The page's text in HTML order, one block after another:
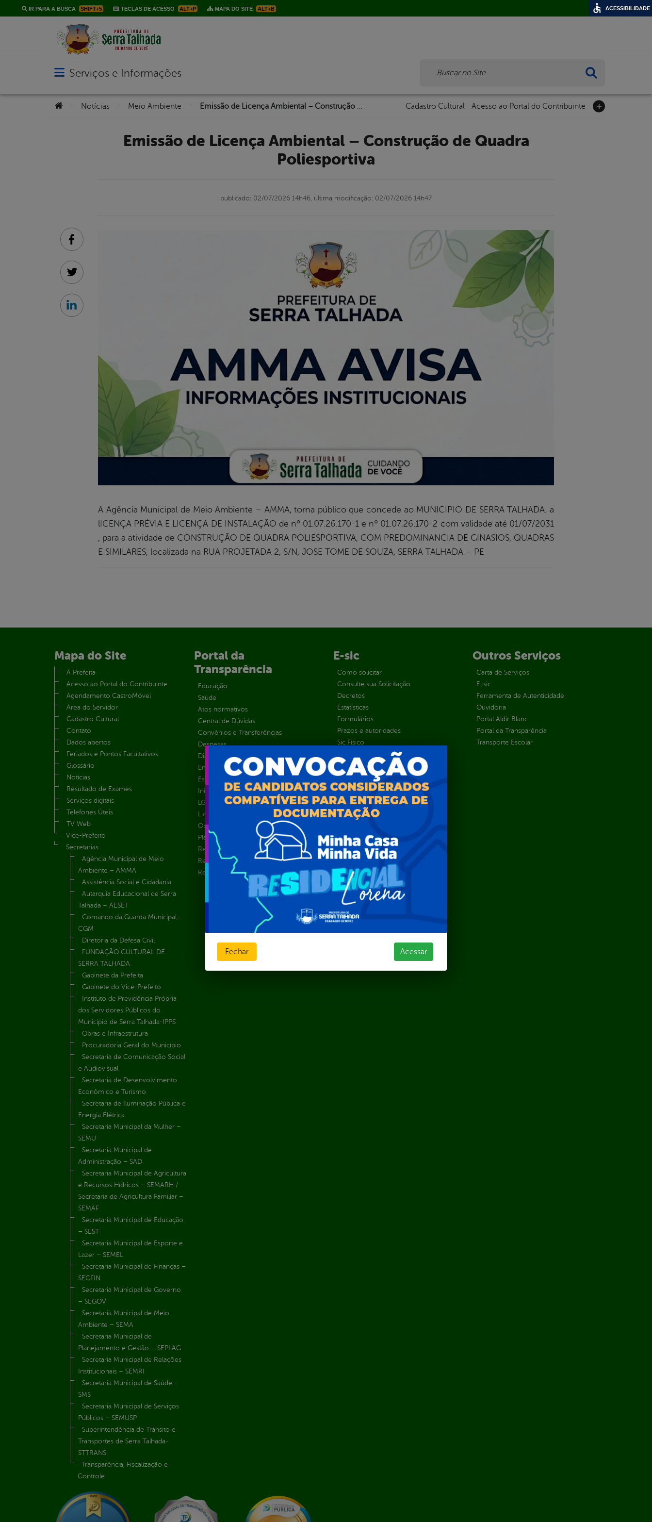
IR PARA A BUSCA SHIFT+5 TECLAS DE ACESSO ALT+P MAPA DO SITE ALT+B
Abrir menu principal de navegação
Serviços e Informações
Você está aqui:
Notícias Meio Ambiente Cadastro Cultural Acesso ao Portal do Contribuinte
Emissão de Licença Ambiental – Construção de Quadra
Poliesportiva
publicado: 02/07/2026 14h46, última modificação: 02/07/2026 14h47
A Agência Municipal de Meio Ambiente – AMMA, torna público que concede ao MUNICIPIO DE SERRA TALHADA. a
lICENÇA PRÉVIA E LICENÇA DE INSTALAÇÃO de nº 01.07.26.170-1 e nº 01.07.26.170-2 com validade até 01/07/2031
, para a atividade de CONSTRUÇÃO DE QUADRA POLIESPORTIVA, COM PREDOMINANCIA DE GINASIOS, QUADRAS
E SIMILARES, localizada na RUA PROJETADA 2, S/N, JOSE TOME DE SOUZA, SERRA TALHADA – PE
Facebook
Twitter
Linkedin
Mapa do Site
A Prefeita
Acesso ao Portal do Contribuinte
Agendamento CastroMóvel
Área do Servidor
Cadastro Cultural
Contato
Dados abertos
Feriados e Pontos Facultativos
Glossário
Notícias
Resultado de Exames
Serviços digitais
Telefones Úteis
TV Web
Vice-Prefeito
Secretarias
Agência Municipal de Meio
Ambiente – AMMA
Assistência Social e Cidadania
Autarquia Educacional de Serra
Talhada – AESET
Comando da Guarda Municipal-
CGM
Diretoria da Defesa Civil
FUNDAÇÃO CULTURAL DE
SERRA TALHADA
Gabinete da Prefeita
Gabinete do Vice-Prefeito
Instituto de Previdência Própria
dos Servidores Públicos do
Município de Serra Talhada-IPPS
Obras e Infraestrutura
Procuradoria Geral do Município
Secretaria de Comunicação Social
e Audiovisual
Secretaria de Desenvolvimento
Econômico e Turismo
Secretaria de Iluminação Pública e
Energia Elétrica
Secretaria Municipal da Mulher –
SEMU
Secretaria Municipal de
Administração – SAD
Secretaria Municipal de Agricultura
e Recursos Hídricos – SEMARH /
Secretaria de Agricultura Familiar –
SEMAF
Secretaria Municipal de Educação
– SEST
Secretaria Municipal de Esporte e
Lazer – SEMEL
Secretaria Municipal de Finanças –
SECFIN
Secretaria Municipal de Governo
– SEGOV
Secretaria Municipal de Meio
Ambiente – SEMA
Secretaria Municipal de
Planejamento e Gestão – SEPLAG
Secretaria Municipal de Relações
Institucionais – SEMRI
Secretaria Municipal de Saúde –
SMS
Secretaria Municipal de Serviços
Públicos – SEMUSP
Superintendência de Trânsito e
Transportes de Serra Talhada-
STTRANS
Transparência, Fiscalização e
Controle
Portal da
Transparência
Educação
Saúde
Atos normativos
Central de Dúvidas
Convênios e Transferências
Despesas
Diárias
Emendas parlamentares
Estrutura Organizacional
Inicio
LGPD e Governo Digital
Licitações e Contratos
Obras Públicas
Planejamento e Prestação de Contas
Receitas
Recursos Humanos
Renúncias de Receitas
E-sic
Como solicitar
Consulte sua Solicitação
Decretos
Estatísticas
Formulários
Prazos e autoridades
Sic Físico
Solicitar um pedido
Outros Serviços
Carta de Serviços
E-sic
Ferramenta de Autenticidade
Ouvidoria
Portal Aldir Blanc
Portal da Transparência
Transporte Escolar
Fechar Acessar
ACESSIBILIDADE